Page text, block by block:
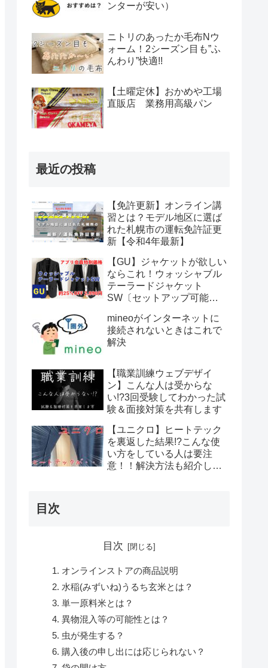
ンターが安い）
ニトリのあったか毛布Nウ
ォーム！2シーズン目も”ふ
んわり”快適!!
【土曜定休】おかめや工場
直販店 業務用高級パン
最近の投稿
【免許更新】オンライン講
習とは？モデル地区に選ば
れた札幌市の運転免許証更
新【令和4年最新】
【GU】ジャケットが欲しい
ならこれ！ウォッシャブル
テーラードジャケット
SW〔セットアップ可能〕
価格2,990円【～2022年6月
12日まで】
mineoがインターネットに
接続されないときはこれで
解決
【職業訓練ウェブデザイ
ン】こんな人は受からな
い!?3回受験してわかった試
験＆面接対策を共有します
【ユニクロ】ヒートテック
を裏返した結果!?こんな使
い方をしている人は要注
意！！解決方法も紹介しま
目次
目次
オンラインストアの商品説明
水稲(みずいね)うるち玄米とは？
単一原料米とは？
異物混入等の可能性とは？
虫が発生する？
購入後の申し出には応じられない？